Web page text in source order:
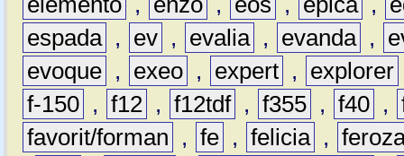
espada , ev , evalia , evanda ,
evoque , exeo , expert , explorer
f-150 , f12 , f12tdf , f355 , f40 ,
favorit/forman
, fe , felicia ,